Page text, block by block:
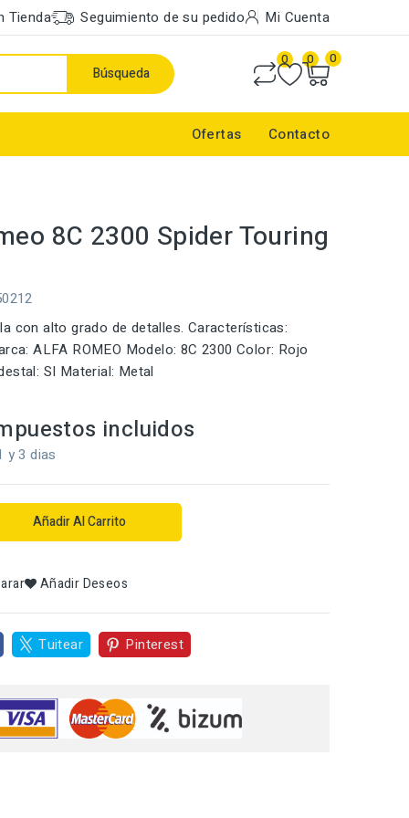
Tienda Seguimiento de su pedido Mi Cuenta
Búsqueda
0 0 0
Ofertas Contacto
8C 2300 Spider Touring
con alto grado de detalles. Características:
ALFA ROMEO Modelo: 8C 2300 Color: Rojo
SI Material: Metal
incluidos
y 3 dias
Añadir Al Carrito
Añadir Deseos
Tuitear Pinterest